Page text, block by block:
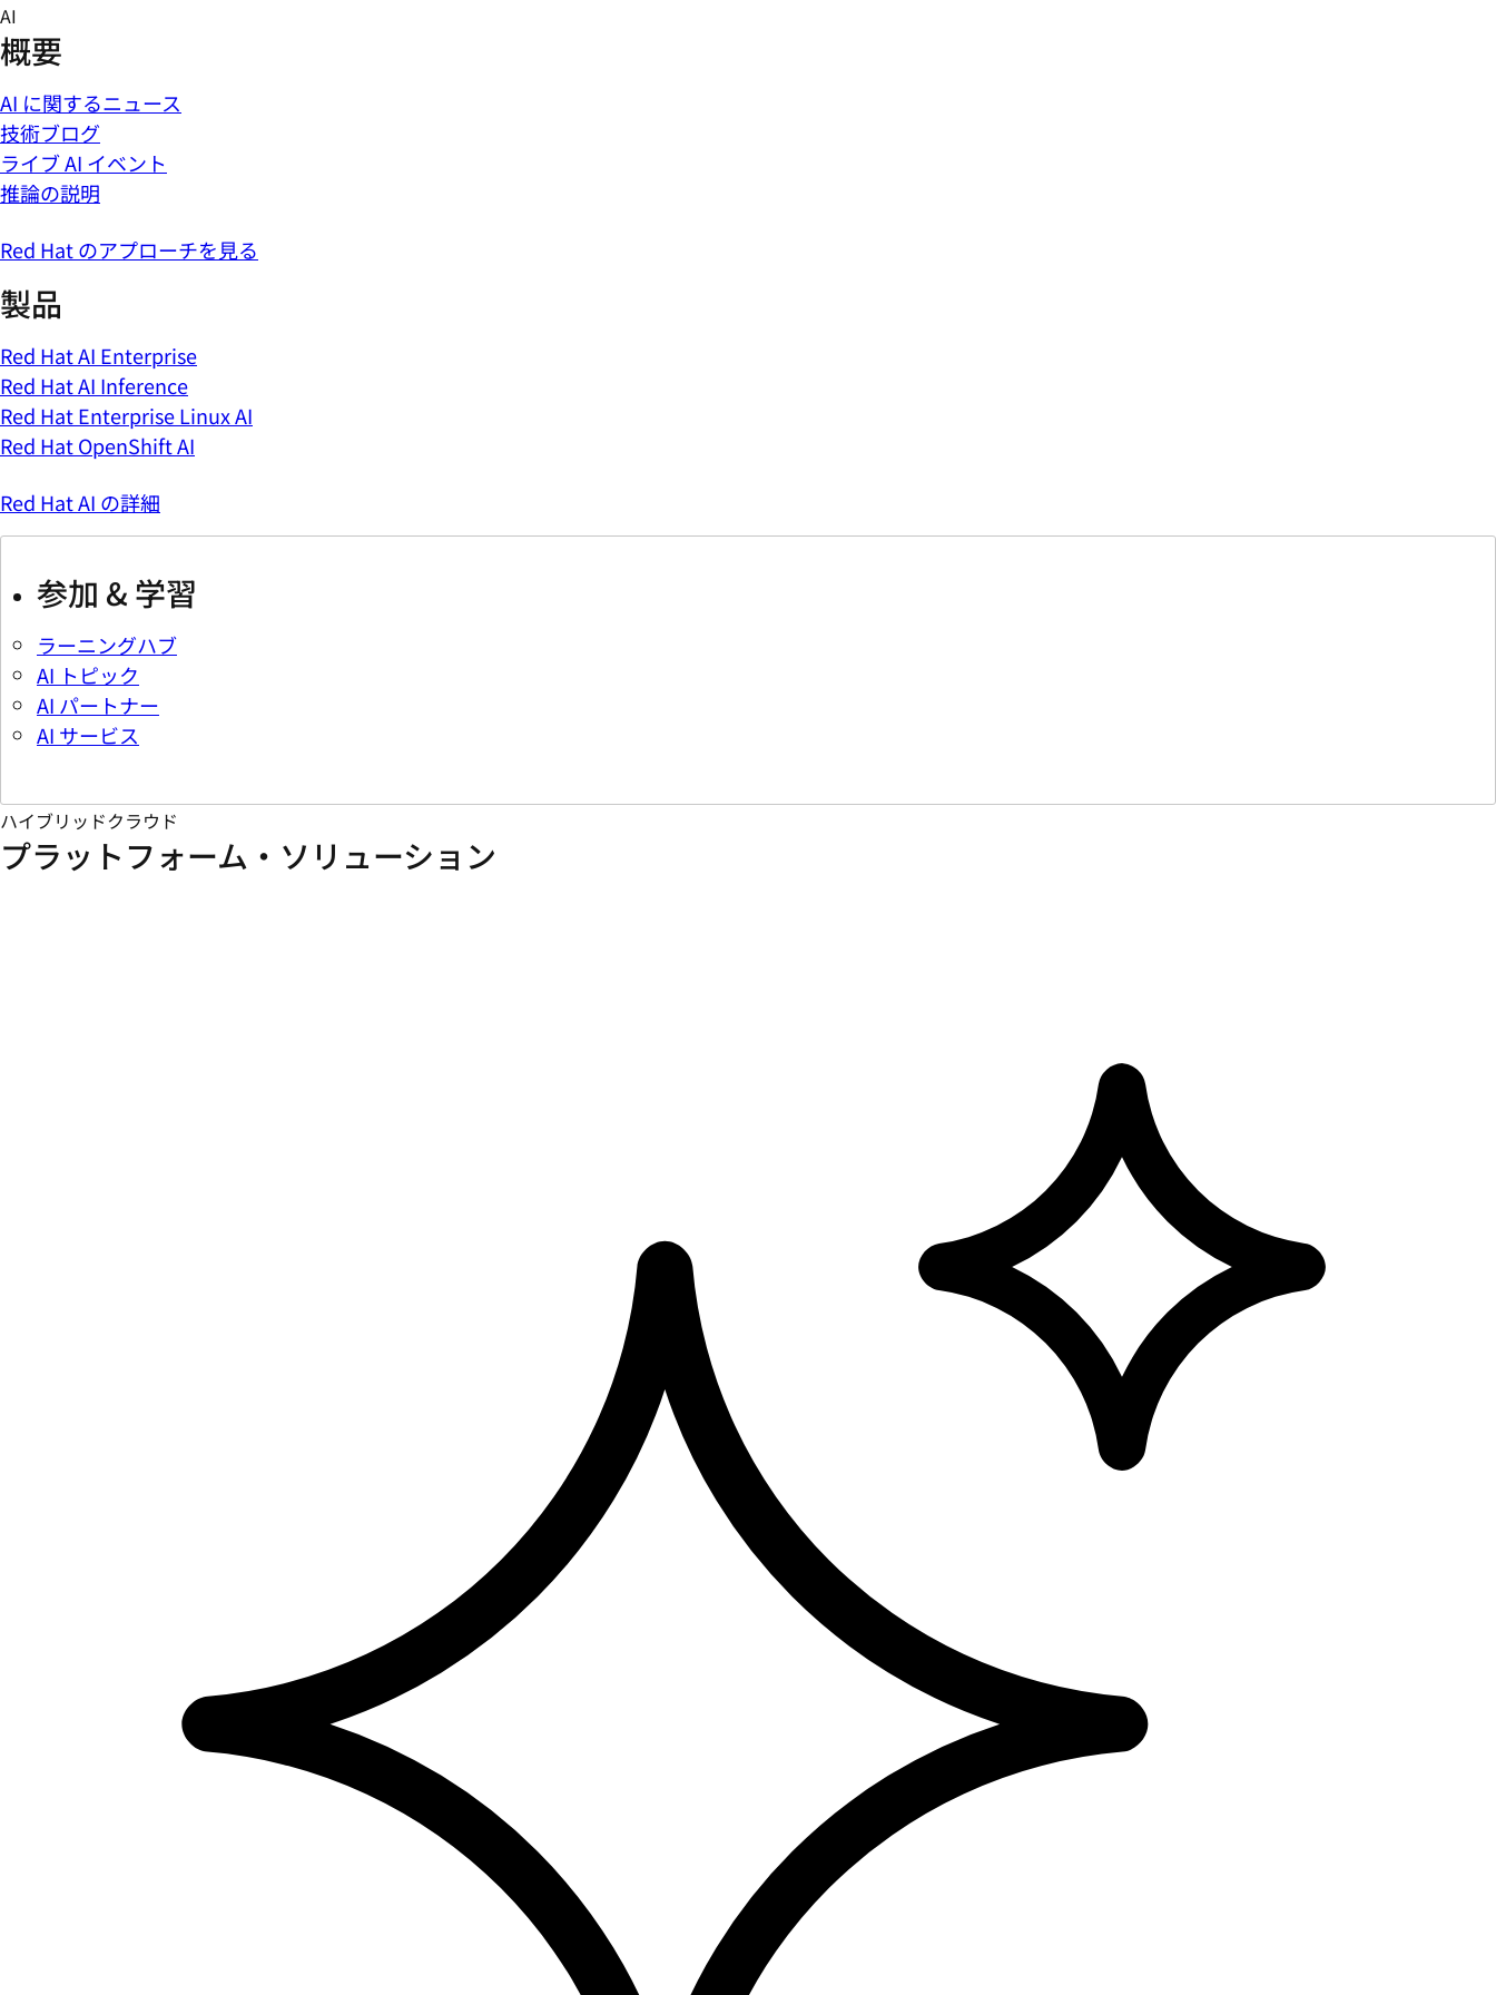
Skip
to
content
AI
概要
AI に関するニュース
技術ブログ
ライブ AI イベント
推論の説明
Red Hat のアプローチを見る
製品
Red Hat AI Enterprise
Red Hat AI Inference
Red Hat Enterprise Linux AI
Red Hat OpenShift AI
Red Hat AI の詳細
参加 & 学習
ラーニングハブ
AI トピック
AI パートナー
AI サービス
ハイブリッドクラウド
プラットフォーム・ソリューション